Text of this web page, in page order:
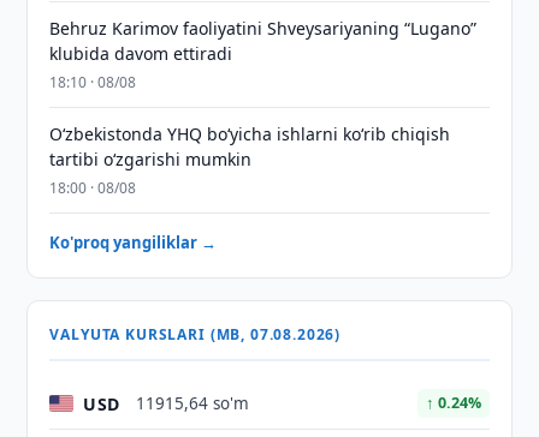
Behruz Karimov faoliyatini Shveysariyaning “Lugano”
klubida davom ettiradi
18:10 · 08/08
O‘zbekistonda YHQ bo‘yicha ishlarni ko‘rib chiqish
tartibi o‘zgarishi mumkin
18:00 · 08/08
Ko'proq yangiliklar →
VALYUTA KURSLARI (MB, 07.08.2026)
USD 11915,64 so'm ↑ 0.24%